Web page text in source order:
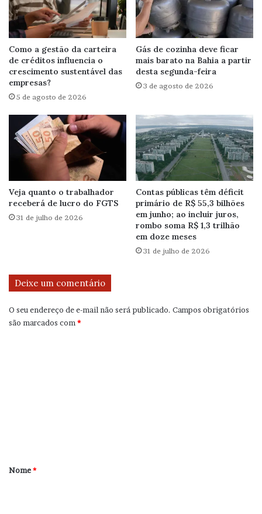
Como a gestão da carteira
de créditos influencia o
crescimento sustentável das
empresas?
5 de agosto de 2026
Gás de cozinha deve ficar
mais barato na Bahia a partir
desta segunda-feira
3 de agosto de 2026
Veja quanto o trabalhador
receberá de lucro do FGTS
31 de julho de 2026
Contas públicas têm déficit
primário de R$ 55,3 bilhões
em junho; ao incluir juros,
rombo soma R$ 1,3 trilhão
em doze meses
31 de julho de 2026
Deixe um comentário
O seu endereço de e-mail não será publicado. Campos obrigatórios
são marcados com*
r
Nome*